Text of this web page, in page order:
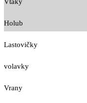
Holub
Lastovičky
volavky
Vrany